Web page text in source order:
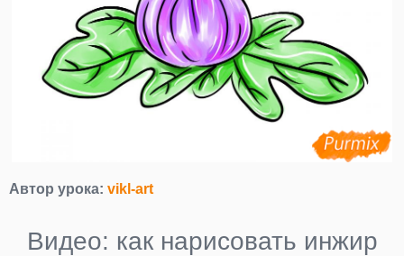
Автор урока: vikl-art
Видео: как нарисовать инжир